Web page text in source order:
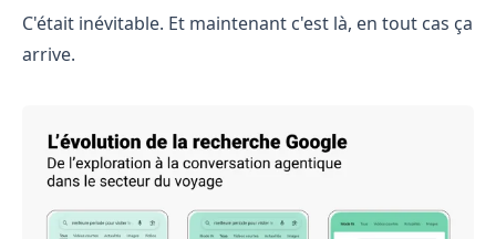
C'était inévitable. Et maintenant c'est là, en tout cas ça
arrive.